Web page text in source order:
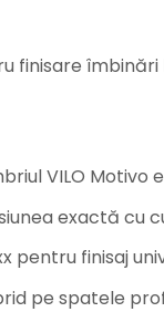
finisare
VILO
exactă cu
pentru finisaj
pe spatele